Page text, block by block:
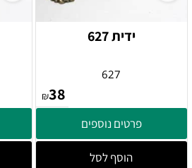
ידית 627
627
₪38
פרטים נוספים
הוסף לסל